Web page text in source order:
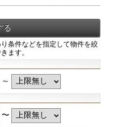
条件などを指定して物件を絞
ます。
～
〜